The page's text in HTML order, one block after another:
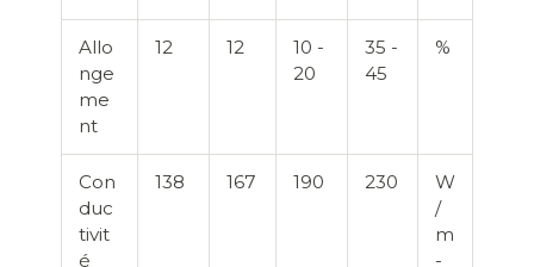
Allo
nge
me
nt
12 12
10 -
20
35 -
45
%
Con
duc
tivit
é
138 167 190 230
W
/
m
-